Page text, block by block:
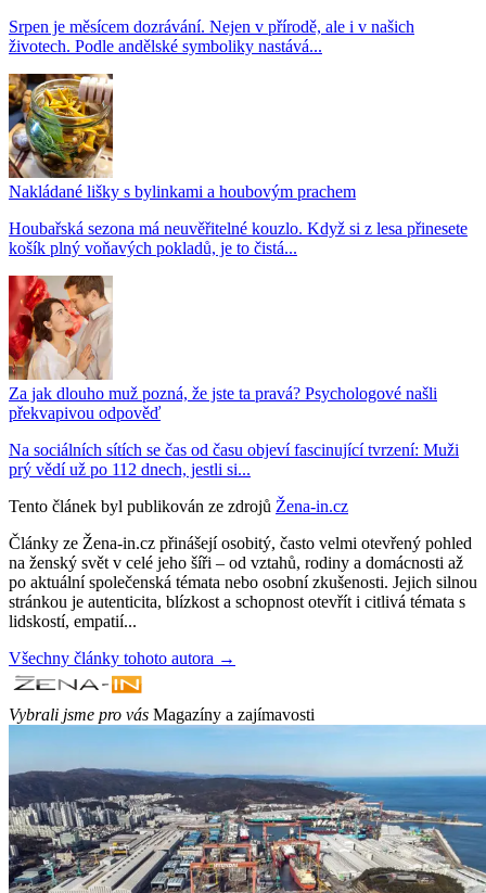
Srpen je měsícem dozrávání. Nejen v přírodě, ale i v našich
životech. Podle andělské symboliky nastává...
Nakládané lišky s bylinkami a houbovým prachem
Houbařská sezona má neuvěřitelné kouzlo. Když si z lesa přinesete
košík plný voňavých pokladů, je to čistá...
Za jak dlouho muž pozná, že jste ta pravá? Psychologové našli
překvapivou odpověď
Na sociálních sítích se čas od času objeví fascinující tvrzení: Muži
prý vědí už po 112 dnech, jestli si...
Tento článek byl publikován ze zdrojů Žena-in.cz
Články ze Žena-in.cz přinášejí osobitý, často velmi otevřený pohled
na ženský svět v celé jeho šíři – od vztahů, rodiny a domácnosti až
po aktuální společenská témata nebo osobní zkušenosti. Jejich silnou
stránkou je autenticita, blízkost a schopnost otevřít i citlivá témata s
lidskostí, empatií...
Všechny články tohoto autora →
Vybrali jsme pro vás Magazíny a zajímavosti